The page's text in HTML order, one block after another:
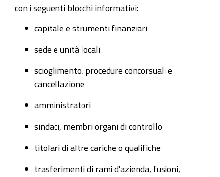
con i seguenti blocchi informativi:
capitale e strumenti finanziari
sede e unità locali
scioglimento, procedure concorsuali e
cancellazione
amministratori
sindaci, membri organi di controllo
titolari di altre cariche o qualifiche
trasferimenti di rami d'azienda, fusioni,